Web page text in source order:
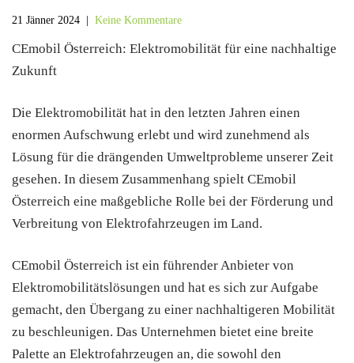
21 Jänner 2024 Keine Kommentare
CEmobil Österreich: Elektromobilität für eine nachhaltige
Zukunft
Die Elektromobilität hat in den letzten Jahren einen
enormen Aufschwung erlebt und wird zunehmend als
Lösung für die drängenden Umweltprobleme unserer Zeit
gesehen. In diesem Zusammenhang spielt CEmobil
Österreich eine maßgebliche Rolle bei der Förderung und
Verbreitung von Elektrofahrzeugen im Land.
CEmobil Österreich ist ein führender Anbieter von
Elektromobilitätslösungen und hat es sich zur Aufgabe
gemacht, den Übergang zu einer nachhaltigeren Mobilität
zu beschleunigen. Das Unternehmen bietet eine breite
Palette an Elektrofahrzeugen an, die sowohl den